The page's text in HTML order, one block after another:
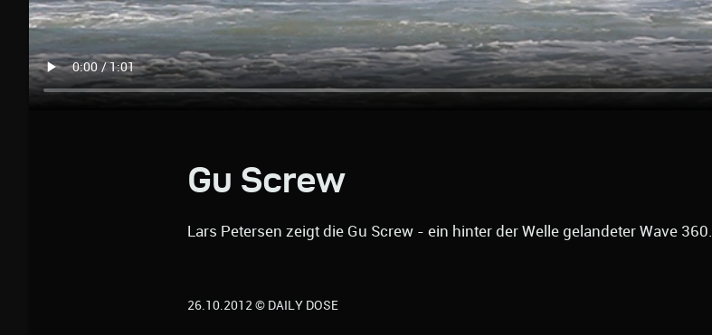
Gu Screw
Lars Petersen zeigt die Gu Screw - ein hinter der Welle gelandeter Wave 360.
26.10.2012 © DAILY DOSE